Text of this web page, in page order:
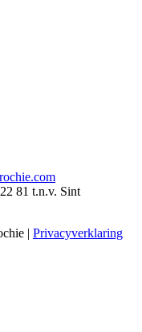
81 t.n.v. Sint
| Privacyverklaring